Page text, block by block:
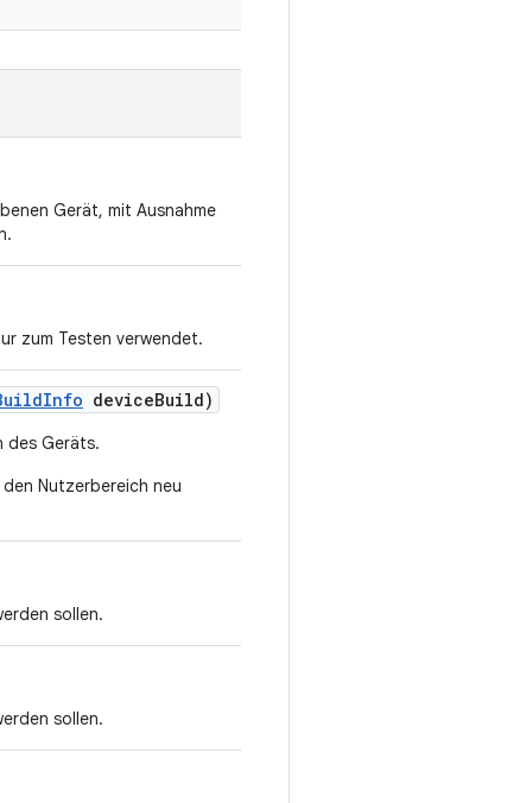
Gerät, mit Ausnahme
zum Testen verwendet.
Info deviceBuild)
des Geräts.
Nutzerbereich neu
sollen.
sollen.